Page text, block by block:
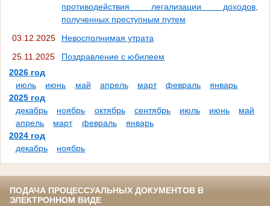
противодействия легализации доходов,
полученных преступным путем
03.12.2025
Невосполнимая утрата
25.11.2025
Поздравление с юбилеем
2026 год
июль
июнь май апрель март февраль
январь
2025 год
декабрь
ноябрь октябрь сентябрь июль июнь
май
апрель
март февраль
январь
2024 год
декабрь
ноябрь
ПОДАЧА ПРОЦЕССУАЛЬНЫХ ДОКУМЕНТОВ В
ЭЛЕКТРОННОМ ВИДЕ